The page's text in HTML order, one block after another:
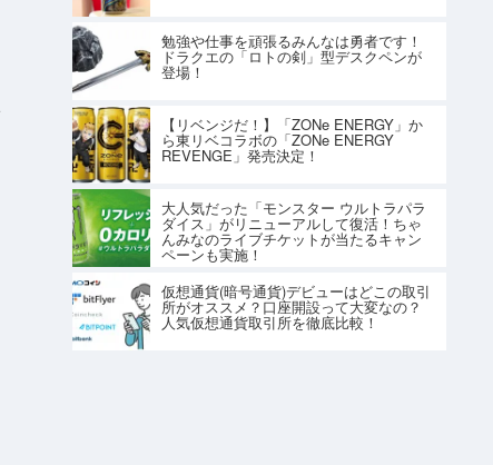
勉強や仕事を頑張るみんなは勇者です！
ドラクエの「ロトの剣」型デスクペンが
登場！
【リベンジだ！】「ZONe ENERGY」か
ら東リベコラボの「ZONe ENERGY
REVENGE」発売決定！
大人気だった「モンスター ウルトラパラ
ダイス」がリニューアルして復活！ちゃ
んみなのライブチケットが当たるキャン
ペーンも実施！
仮想通貨(暗号通貨)デビューはどこの取引
所がオススメ？口座開設って大変なの？
人気仮想通貨取引所を徹底比較！